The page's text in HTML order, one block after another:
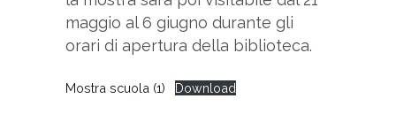
maggio al 6 giugno durante gli
orari di apertura della biblioteca.
Mostra scuola (1) Download